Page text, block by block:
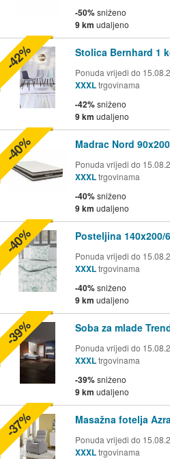
-50%sniženo
9 km udaljeno
Stolica Bernhard 1
Ponuda vrijedi do
XXXLtrgovinama
-42%sniženo
9 km udaljeno
-42%
Madrac Nord
Ponuda vrijedi do
XXXLtrgovinama
-40%sniženo
9 km udaljeno
-40%
Posteljina 140x200/
Ponuda vrijedi do
XXXLtrgovinama
-40%sniženo
9 km udaljeno
-40%
Soba za mlade
Ponuda vrijedi do
XXXLtrgovinama
-39%sniženo
9 km udaljeno
-39%
Masažna fotelja Azra
Ponuda vrijedi do
XXXLtrgovinama
-37%